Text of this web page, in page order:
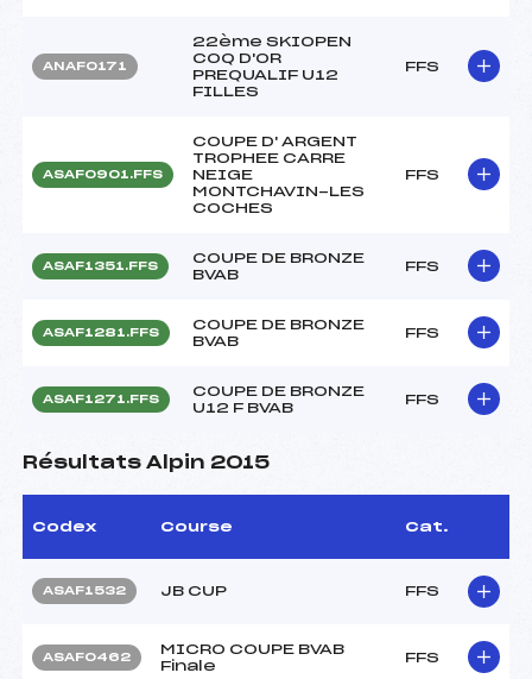
ANAF0171
22ème SKIOPEN
COQ D'OR
PREQUALIF U12
FILLES
FFS
ASAF0901.FFS
COUPE D' ARGENT
TROPHEE CARRE
NEIGE
MONTCHAVIN-LES
COCHES
FFS
ASAF1351.FFS
COUPE DE BRONZE
BVAB
FFS
ASAF1281.FFS
COUPE DE BRONZE
BVAB
FFS
ASAF1271.FFS
COUPE DE BRONZE
U12 F BVAB
FFS
Résultats Alpin 2015
Codex Course Cat.
ASAF1532 JB CUP FFS
ASAF0462
MICRO COUPE BVAB
Finale
FFS